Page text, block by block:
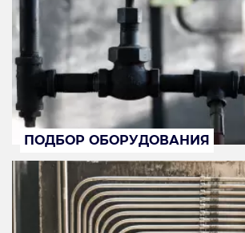
ПОДБОР ОБОРУДОВАНИЯ